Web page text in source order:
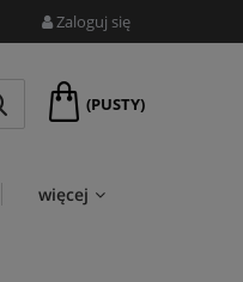
Zaloguj się
(PUSTY)
więcej